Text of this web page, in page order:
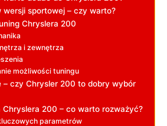
wersji sportowej – czy warto?
Chryslera 200
i zewnętrza
możliwości tuningu
– czy Chrysler 200 to dobry wybór
200 – co warto rozważyć?
parametrów